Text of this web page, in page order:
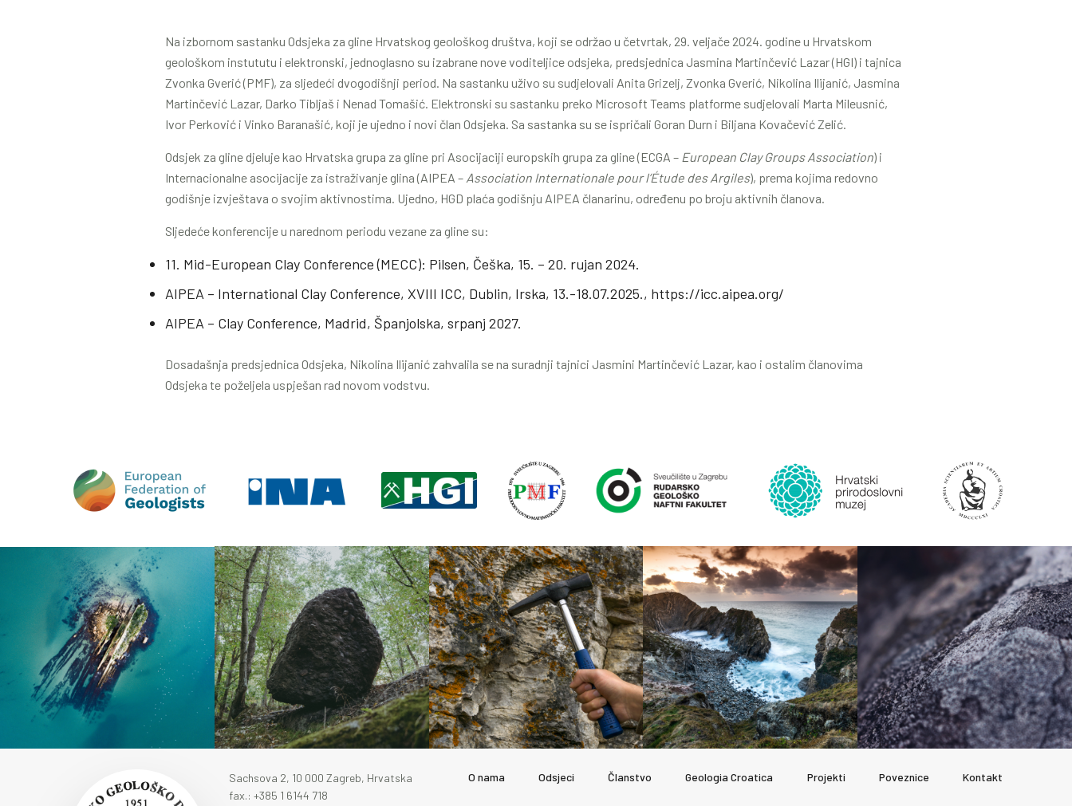
Na izbornom sastanku Odsjeka za gline Hrvatskog geološkog društva, koji se održao u četvrtak, 29. veljače 2024. godine u Hrvatskom
geološkom instututu i elektronski, jednoglasno su izabrane nove voditeljice odsjeka, predsjednica Jasmina Martinčević Lazar (HGI) i tajnica
Zvonka Gverić (PMF), za sljedeći dvogodišnji period. Na sastanku uživo su sudjelovali Anita Grizelj, Zvonka Gverić, Nikolina Ilijanić, Jasmina
Martinčević Lazar, Darko Tibljaš i Nenad Tomašić. Elektronski su sastanku preko Microsoft Teams platforme sudjelovali Marta Mileusnić,
Ivor Perković i Vinko Baranašić, koji je ujedno i novi član Odsjeka. Sa sastanka su se ispričali Goran Durn i Biljana Kovačević Zelić.
Odsjek za gline djeluje kao Hrvatska grupa za gline pri Asocijaciji europskih grupa za gline (ECGA – European Clay Groups Association) i
Internacionalne asocijacije za istraživanje glina (AIPEA – Association Internationale pour l’Étude des Argiles), prema kojima redovno
godišnje izvještava o svojim aktivnostima. Ujedno, HGD plaća godišnju AIPEA članarinu, određenu po broju aktivnih članova.
Sljedeće konferencije u narednom periodu vezane za gline su:
11. Mid-European Clay Conference (MECC): Pilsen, Češka, 15. – 20. rujan 2024.
AIPEA – International Clay Conference, XVIII ICC, Dublin, Irska, 13.-18.07.2025., https://icc.aipea.org/
AIPEA – Clay Conference, Madrid, Španjolska, srpanj 2027.
Dosadašnja predsjednica Odsjeka, Nikolina Ilijanić zahvalila se na suradnji tajnici Jasmini Martinčević Lazar, kao i ostalim članovima
Odsjeka te poželjela uspješan rad novom vodstvu.
Sachsova 2, 10 000 Zagreb, Hrvatska
fax.: +385 1 6144 718
O nama Odsjeci Članstvo Geologia Croatica Projekti Poveznice Kontakt